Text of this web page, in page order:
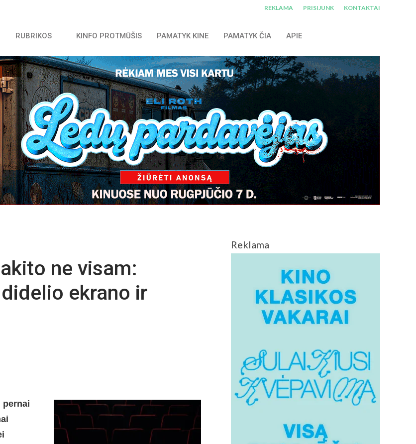
REKLAMA PRISIJUNK KONTAKTAI
RUBRIKOS KINFO PROTMŪŠIS PAMATYK KINE PAMATYK ČIA APIE
ne visam:
ekrano ir
pernai
Reklama